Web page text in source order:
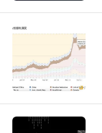
SITEMAP
PRIVACY
POLICY